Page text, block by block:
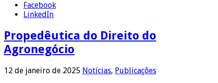
Facebook
LinkedIn
Propedêutica do Direito do
Agronegócio
12 de janeiro de 2025 Notícias, Publicações